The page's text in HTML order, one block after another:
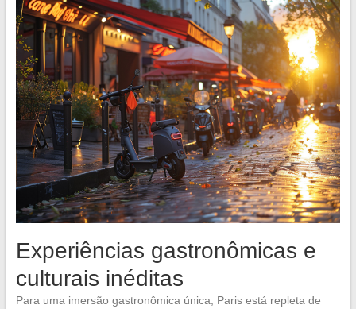
Experiências gastronômicas e
culturais inéditas
Para uma imersão gastronômica única, Paris está repleta de